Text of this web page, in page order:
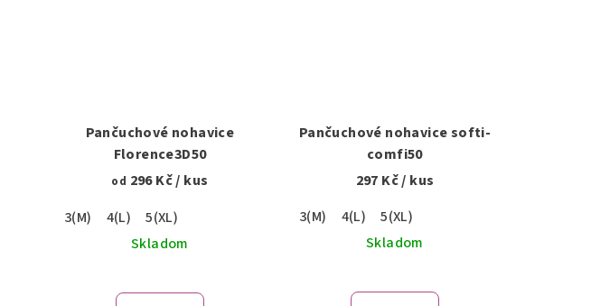
Pančuchové nohavice
Florence3D50
od 296 Kč/ kus
3(M)
4(L)
5(XL)
Skladom
Pančuchové nohavice softi-
comfi50
297 Kč/ kus
3(M)
4(L)
5(XL)
Skladom